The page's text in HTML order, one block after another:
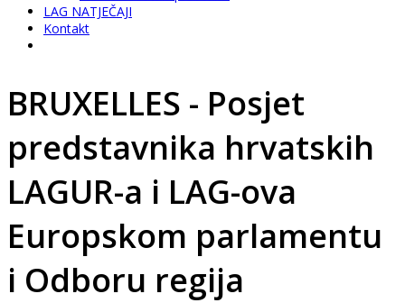
LAG NATJEČAJI
Kontakt
BRUXELLES - Posjet
predstavnika hrvatskih
LAGUR-a i LAG-ova
Europskom parlamentu
i Odboru regija